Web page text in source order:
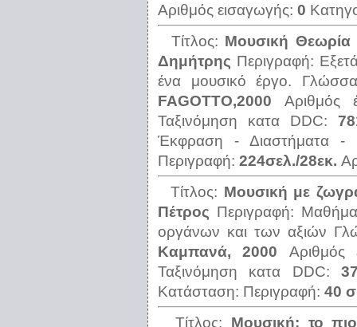
Αριθμός εισαγωγής: 0
Τίτλος: Μουσική Θεωρία
Δημήτρης Περιγραφή:
ένα μουσικό έργο.
FAGOTTO,2000
Αριθμός
Ταξινόμηση κατα DDC:
Έκφραση - Διαστήματα -
Περιγραφή: 224σελ./28εκ.
Τίτλος: Μουσική με
Πέτρος Περιγραφή:
οργάνων και των αξιών
Καμπανά, 2000
Ταξινόμηση κατα DDC:
Κατάσταση: Περιγραφή: 40
Τίτλος: Μουσική: το